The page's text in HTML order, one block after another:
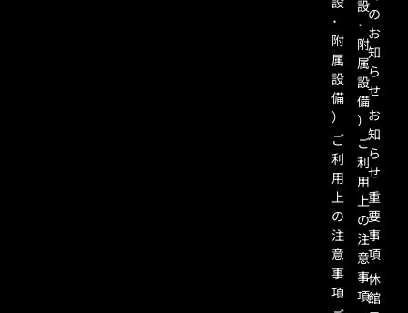
･
附
属
設
備
）
ご
利
用
上
の
注
意
事
項
設
･
附
属
設
備
）
ご
利
用
上
の
注
意
事
項
の
お
知
ら
せ
お
知
ら
せ
重
要
事
項
休
館